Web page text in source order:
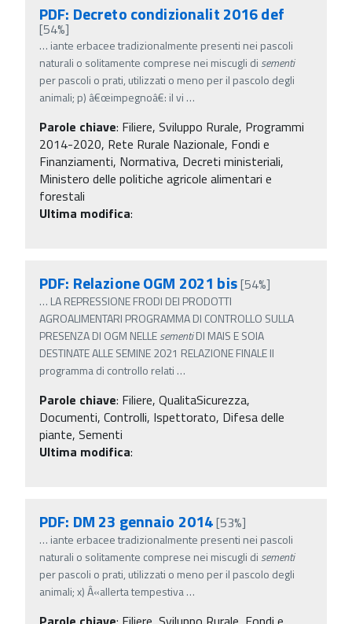
PDF: Decreto condizionalit 2016 def
[54%]
… iante erbacee tradizionalmente presenti nei pascoli
naturali o solitamente comprese nei miscugli di sementi
per pascoli o prati, utilizzati o meno per il pascolo degli
animali; p) â€œimpegnoâ€: il vi …
Parole chiave: Filiere, Sviluppo Rurale, Programmi
2014-2020, Rete Rurale Nazionale, Fondi e
Finanziamenti, Normativa, Decreti ministeriali,
Ministero delle politiche agricole alimentari e
forestali
Ultima modifica:
PDF: Relazione OGM 2021 bis[54%]
… LA REPRESSIONE FRODI DEI PRODOTTI
AGROALIMENTARI PROGRAMMA DI CONTROLLO SULLA
PRESENZA DI OGM NELLEsementiDI MAIS E SOIA
DESTINATE ALLE SEMINE 2021 RELAZIONE FINALE Il
programma di controllo relati …
Parole chiave: Filiere, QualitaSicurezza,
Documenti, Controlli, Ispettorato, Difesa delle
piante, Sementi
Ultima modifica:
PDF: DM 23 gennaio 2014[53%]
… iante erbacee tradizionalmente presenti nei pascoli
naturali o solitamente comprese nei miscugli di sementi
per pascoli o prati, utilizzati o meno per il pascolo degli
animali; x) Â«allerta tempestiva…